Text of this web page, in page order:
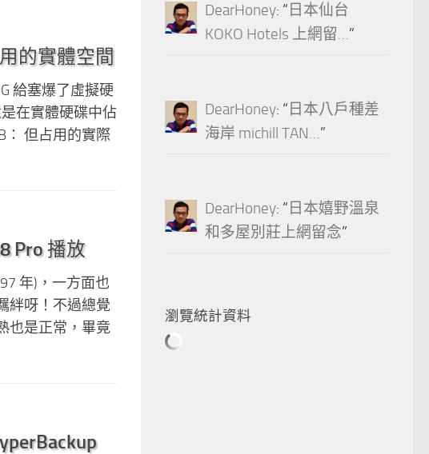
的實體空間
給塞爆了虛擬硬
在實體硬碟中佔
： 但占用的實際
Pro 播放
年)，一方面也
絆呀！不過總覺
也是正常，畢竟
DearHoney: “ 日本仙台
KOKO Hotels 上網留…”
DearHoney: “ 日本八戶種差
海岸 michill TAN…”
DearHoney: “ 日本嬉野溫泉
和多屋別莊上網留念”
瀏覽統計資料